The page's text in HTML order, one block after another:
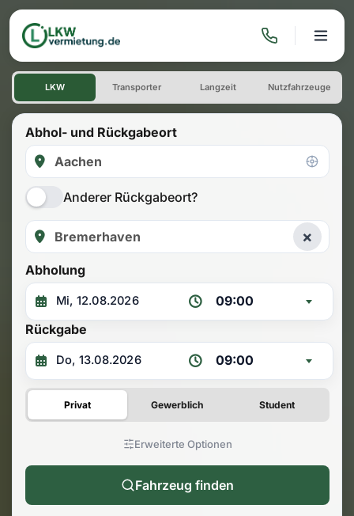
LKW mieten: Einwegmiete
LKW Transporter Langzeit Nutzfahrzeuge
Abhol- und Rückgabeort
Anderer Rückgabeort?
×
Abholung
09:00
Rückgabe
09:00
Privat Gewerblich Student
Erweiterte Optionen
Fahrzeug finden